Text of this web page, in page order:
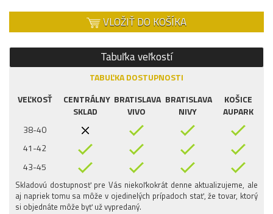
VLOŽIŤ DO KOŠÍKA
Tabuľka veľkostí
TABUĽKA DOSTUPNOSTI
VEĽKOSŤ
CENTRÁLNY
SKLAD
BRATISLAVA
VIVO
BRATISLAVA
NIVY
KOŠICE
AUPARK
38-40
41-42
43-45
Skladovú dostupnosť pre Vás niekoľkokrát denne aktualizujeme, ale
aj napriek tomu sa môže v ojedinelých prípadoch stať, že tovar, ktorý
si objednáte môže byť už vypredaný.